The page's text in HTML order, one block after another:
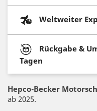
Weltweiter
Rückgabe &
Tagen
Hepco-Becker
ab 2025.